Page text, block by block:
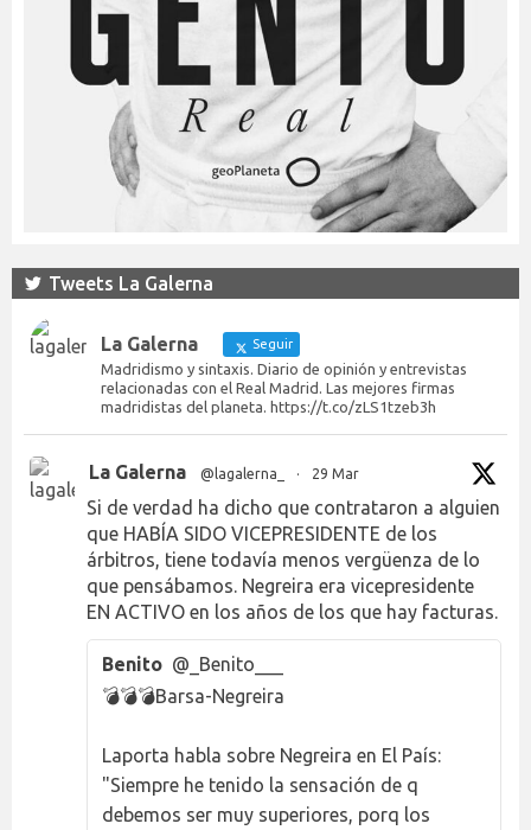
Tweets La Galerna
La Galerna Seguir
Madridismo y sintaxis. Diario de opinión y entrevistas
relacionadas con el Real Madrid. Las mejores firmas
madridistas del planeta. https://t.co/zLS1tzeb3h
La Galerna @lagalerna_ · 29 Mar
Si de verdad ha dicho que contrataron a alguien
que HABÍA SIDO VICEPRESIDENTE de los
árbitros, tiene todavía menos vergüenza de lo
que pensábamos. Negreira era vicepresidente
EN ACTIVO en los años de los que hay facturas.
Benito @_Benito___
💣💣💣Barsa-Negreira
Laporta habla sobre Negreira en El País:
"Siempre he tenido la sensación de q
debemos ser muy superiores, porq los